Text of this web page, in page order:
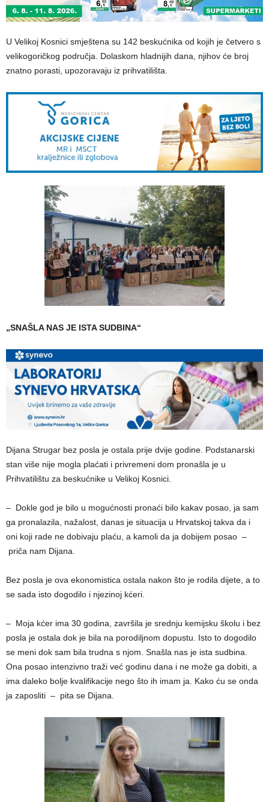
U Velikoj Kosnici smještena su 142 beskućnika od kojih je četvero s
velikogoričkog područja. Dolaskom hladnijih dana, njihov će broj
znatno porasti, upozoravaju iz prihvatilišta.
„SNAŠLA NAS JE ISTA SUDBINA“
Dijana Strugar bez posla je ostala prije dvije godine. Podstanarski
stan više nije mogla plaćati i privremeni dom pronašla je u
Prihvatilištu za beskućnike u Velikoj Kosnici.
– Dokle god je bilo u mogućnosti pronaći bilo kakav posao, ja sam
ga pronalazila, nažalost, danas je situacija u Hrvatskoj takva da i
oni koji rade ne dobivaju plaću, a kamoli da ja dobijem posao –
priča nam Dijana.
Bez posla je ova ekonomistica ostala nakon što je rodila dijete, a to
se sada isto dogodilo i njezinoj kćeri.
– Moja kćer ima 30 godina, završila je srednju kemijsku školu i bez
posla je ostala dok je bila na porodiljnom dopustu. Isto to dogodilo
se meni dok sam bila trudna s njom. Snašla nas je ista sudbina.
Ona posao intenzivno traži već godinu dana i ne može ga dobiti, a
ima daleko bolje kvalifikacije nego što ih imam ja. Kako ću se onda
ja zaposliti – pita se Dijana.